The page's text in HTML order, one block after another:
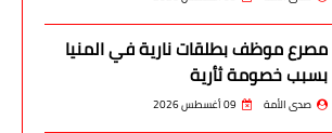
مصرع موظف بطلقات نارية في المنيا
بسبب خصومة ثأرية
صدى الأمة 09 أغسطس 2026